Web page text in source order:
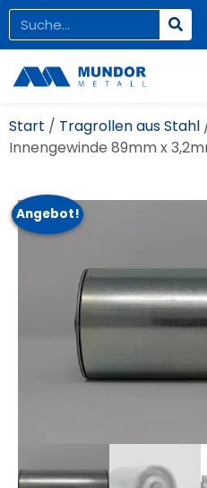
Start / Tragrollen aus Stahl
Innengewinde 89mm x
Angebot!